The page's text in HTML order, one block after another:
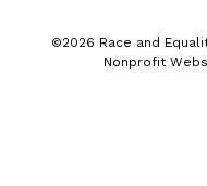
©2026 Race and
Nonprofit